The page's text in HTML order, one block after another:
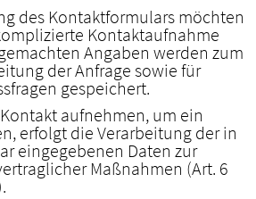
des Kontaktformulars möchten
Kontaktaufnahme
Angaben werden zum
der Anfrage sowie für
gespeichert.
aufnehmen, um ein
erfolgt die Verarbeitung der in
eingegebenen Daten zur
Maßnahmen (Art. 6